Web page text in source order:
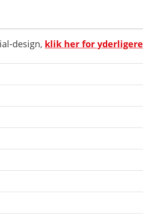
design, klik her for yderligere